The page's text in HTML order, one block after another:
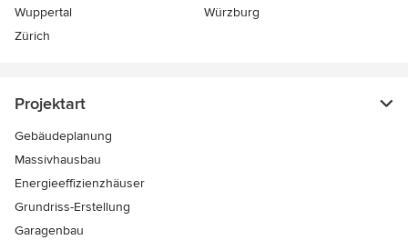
Wuppertal
Würzburg
Zürich
Projektart
Gebäudeplanung
Massivhausbau
Energieeffizienzhäuser
Grundriss-Erstellung
Garagenbau